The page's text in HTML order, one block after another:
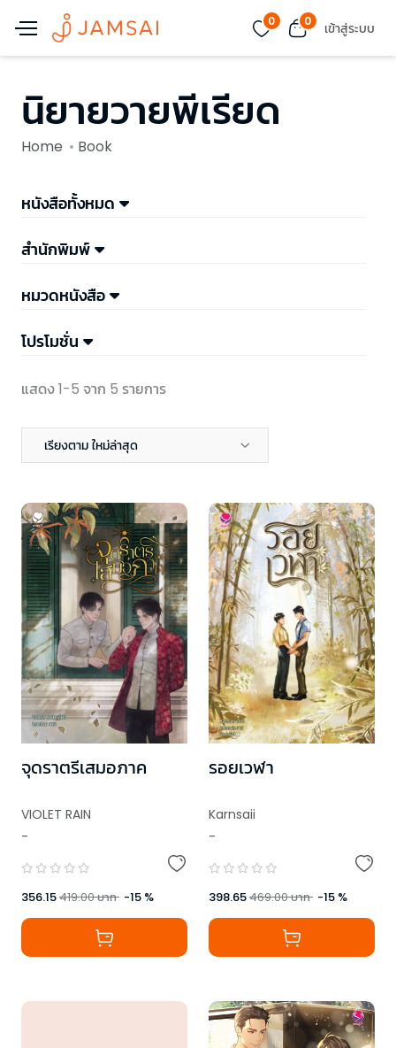
0 0 เข้าสู่ระบบ
นิยายวายพีเรียด
Home Book
หนังสือทั้งหมด
สำนักพิมพ์
หมวดหนังสือ
โปรโมชั่น
แสดง 1-5 จาก 5 รายการ
เรียงตาม ใหม่ล่าสุด
จุดราตรีเสมอภาค
VIOLET RAIN
-
356.15419.00บาท -15 %
รอยเวฬา
Karnsaii
-
398.65469.00บาท -15 %